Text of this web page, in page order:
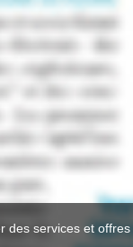
des services et